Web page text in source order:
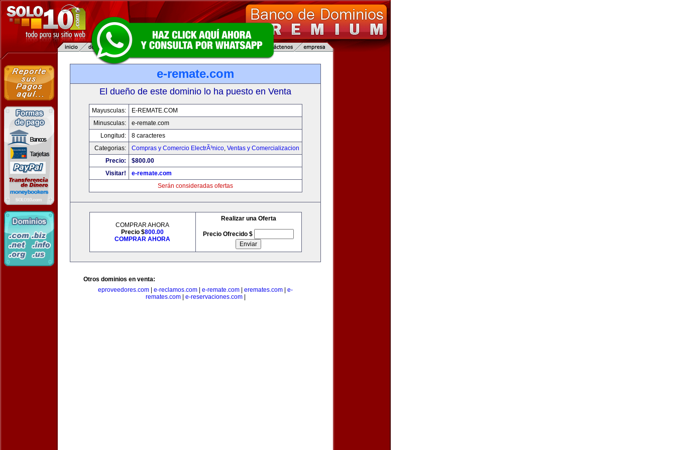
e-remate.com
El dueño de este dominio lo ha puesto en Venta
Mayusculas:
E-REMATE.COM
Minusculas:
e-remate.com
Longitud:
8 caracteres
Categorias:
Compras y Comercio ElectrÃ³nico, Ventas y Comercializacion
Precio:
$800.00
Visitar!
e-remate.com
Serán consideradas ofertas
COMPRAR AHORA
Precio $800.00
COMPRAR AHORA
Realizar una Oferta
Precio Ofrecido $
Otros dominios en venta:
eproveedores.com
e-reclamos.com e-remate.com eremates.com
e-
remates.com| e-reservaciones.com|